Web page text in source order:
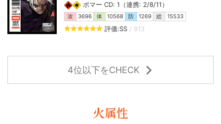
ボマー CD: 1（連携: 2/8/11）
攻 3696 体 10568 防 1269 総 15533
評価:SS / 913
4位以下をCHECK
火属性